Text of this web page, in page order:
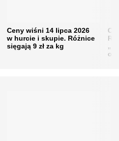
Ceny wiśni 14 lipca 2026
w hurcie i skupie. Różnice
sięgają 9 zł za kg